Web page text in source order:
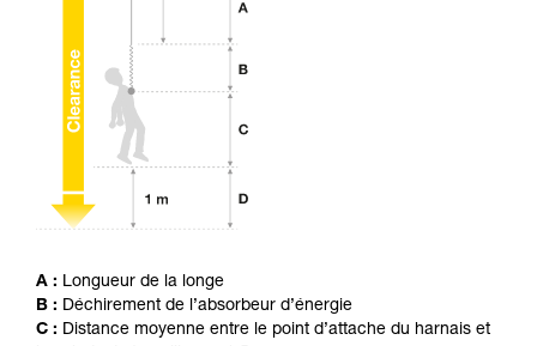
avec un professionnel votre capacité à refaire
la manipulation, seul, en toute sécurité, avant
de la reproduire en autonomie.
Nous donnons des exemples de techniques
liées à votre activité. Il peut en exister d’autres
que nous ne décrivons pas ici.
A : Longueur de la longe
B : Déchirement de l’absorbeur d’énergie
C : Distance moyenne entre le point d’attache du harnais et